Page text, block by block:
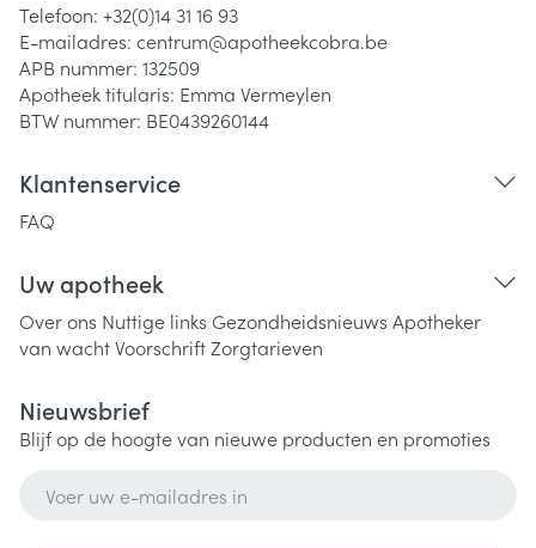
Telefoon: +32(0)14 31 16 93
E-mailadres: centrum@apotheekcobra.be
APB nummer: 132509
Apotheek titularis: Emma Vermeylen
BTW nummer: BE0439260144
Klantenservice
FAQ
Uw apotheek
Over ons Nuttige links Gezondheidsnieuws Apotheker
van wachtVoorschriftZorgtarieven
Nieuwsbrief
Blijf op de hoogte van nieuwe producten en promoties